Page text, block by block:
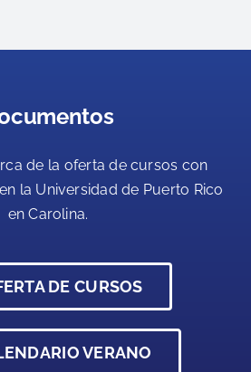
de la oferta de cursos con
la Universidad de Puerto Rico
en Carolina.
DE CURSOS
VERANO